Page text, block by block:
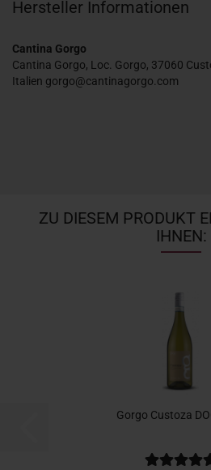
Hersteller Informationen
Cantina Gorgo
Cantina Gorgo, Loc. Gorgo, 37060
Italien gorgo@cantinagorgo.com
ZU DIESEM PRODUKT
IHNEN:
Gorgo Custoza